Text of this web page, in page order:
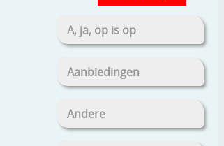
A, ja, op is op
Aanbiedingen
Andere